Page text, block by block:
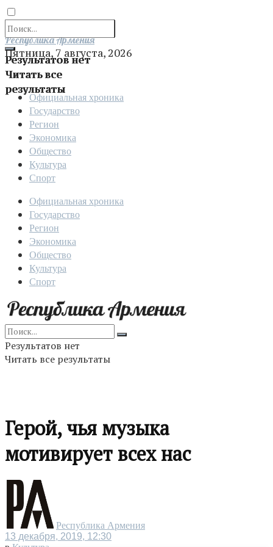
Результатов нет
Читать все
результаты
Отправить
Республика Армения
Пятница, 7 августа, 2026
Официальная хроника
Государство
Регион
Экономика
Общество
Культура
Спорт
Официальная хроника
Государство
Регион
Экономика
Общество
Культура
Спорт
Результатов нет
Читать все результаты
Герой, чья музыка
мотивирует всех нас
Республика Армения
13 декабря, 2019, 12:30